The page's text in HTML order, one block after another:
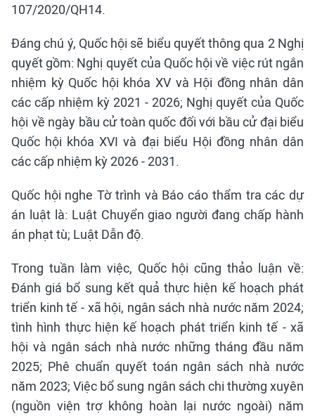
107/2020/QH14.
Đáng chú ý, Quốc hội sẽ biểu quyết thông qua 2 Nghị
quyết gồm: Nghị quyết của Quốc hội về việc rút ngắn
nhiệm kỳ Quốc hội khóa XV và Hội đồng nhân dân
các cấp nhiệm kỳ 2021 - 2026; Nghị quyết của Quốc
hội về ngày bầu cử toàn quốc đối với bầu cử đại biểu
Quốc hội khóa XVI và đại biểu Hội đồng nhân dân
các cấp nhiệm kỳ 2026 - 2031.
Quốc hội nghe Tờ trình và Báo cáo thẩm tra các dự
án luật là: Luật Chuyển giao người đang chấp hành
án phạt tù; Luật Dẫn độ.
Trong tuần làm việc, Quốc hội cũng thảo luận về:
Đánh giá bổ sung kết quả thực hiện kế hoạch phát
triển kinh tế - xã hội, ngân sách nhà nước năm 2024;
tình hình thực hiện kế hoạch phát triển kinh tế - xã
hội và ngân sách nhà nước những tháng đầu năm
2025; Phê chuẩn quyết toán ngân sách nhà nước
năm 2023; Việc bổ sung ngân sách chi thường xuyên
(nguồn viện trợ không hoàn lại nước ngoài) năm